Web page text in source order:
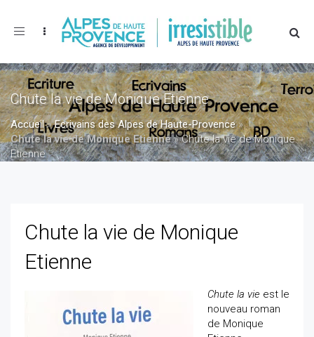
Toggle
Chute la vie de Monique Etienne
Accueil»Ecrivains des Alpes de Haute-Provence»
Chute la vie de Monique Etienne»Chute la vie de Monique
Etienne
Chute la vie de Monique
Etienne
Chute la vie est le
nouveau roman
de Monique